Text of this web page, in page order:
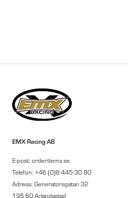
EMX Racing AB
E-post: order@emx.se
Telefon: +46 (0)8 445 30 80
Adress: Generatorsgatan 32
195 60 Arlandastad